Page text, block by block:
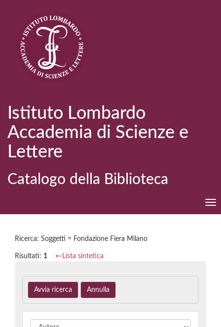
Istituto Lombardo
Accademia di Scienze e
Lettere
Catalogo della Biblioteca
Ricerca: Soggetti = Fondazione Fiera Milano
Risultati: 1 ←Lista sintetica